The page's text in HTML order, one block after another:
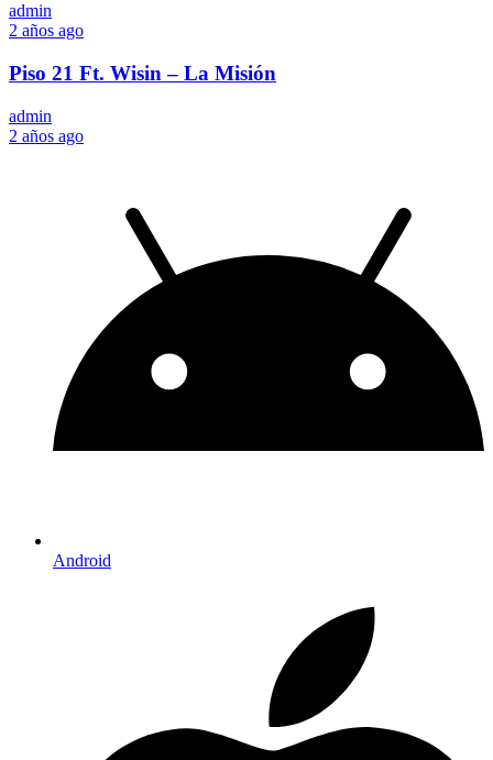
admin
2 años ago
Piso 21 Ft. Wisin – La Misión
admin
2 años ago
Android